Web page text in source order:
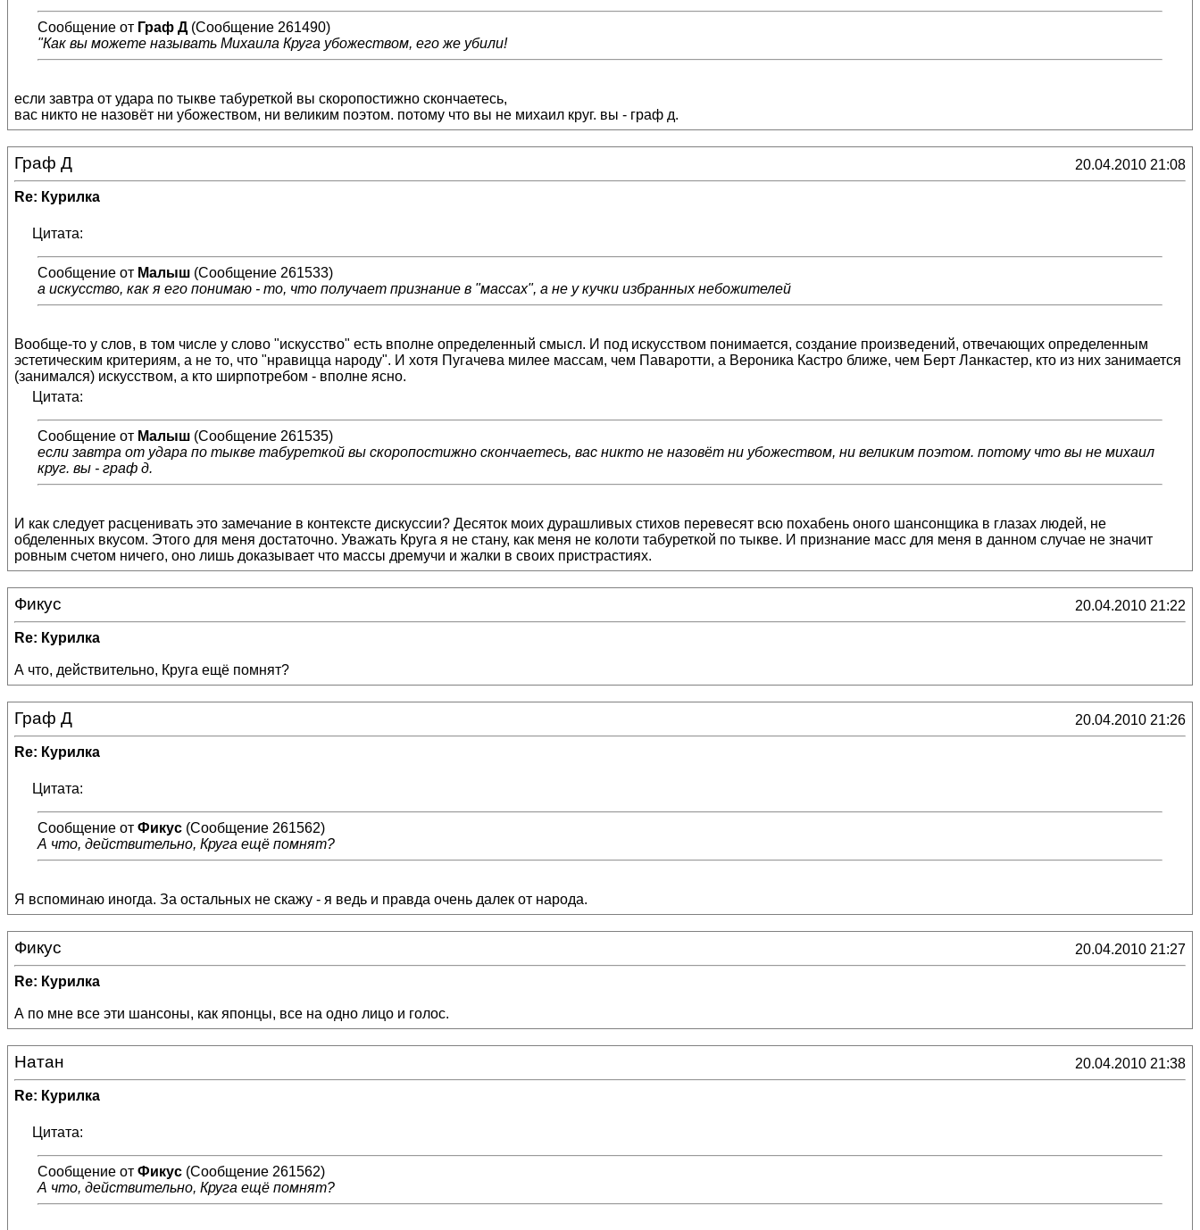
Сообщение от Граф Д(Сообщение 261490)
"Как вы можете называть Михаила Круга убожеством, его же убили!
если завтра от удара по тыкве табуреткой вы скоропостижно скончаетесь,
вас никто не назовёт ни убожеством, ни великим поэтом. потому что вы не михаил круг. вы - граф д.
Граф Д 20.04.2010 21:08
Re: Курилка
Цитата:
Сообщение от Малыш (Сообщение 261533)
а искусство, как я его понимаю - то, что получает признание в "массах", а не у кучки избранных небожителей
Вообще-то у слов, в том числе у слово "искусство" есть вполне определенный смысл. И под искусством понимается, создание произведений, отвечающих определенным
эстетическим критериям, а не то, что "нравицца народу". И хотя Пугачева милее массам, чем Паваротти, а Вероника Кастро ближе, чем Берт Ланкастер, кто из них занимается
(занимался) искусством, а кто ширпотребом - вполне ясно.
Цитата:
Сообщение от Малыш (Сообщение 261535)
если завтра от удара по тыкве табуреткой вы скоропостижно скончаетесь, вас никто не назовёт ни убожеством, ни великим поэтом. потому что вы не михаил
круг. вы - граф д.
И как следует расценивать это замечание в контексте дискуссии? Десяток моих дурашливых стихов перевесят всю похабень оного шансонщика в глазах людей, не
обделенных вкусом. Этого для меня достаточно. Уважать Круга я не стану, как меня не колоти табуреткой по тыкве. И признание масс для меня в данном случае не значит
ровным счетом ничего, оно лишь доказывает что массы дремучи и жалки в своих пристрастиях.
Фикус 20.04.2010 21:22
Re: Курилка
А что, действительно, Круга ещё помнят?
Граф Д 20.04.2010 21:26
Re: Курилка
Цитата:
Сообщение от Фикус (Сообщение 261562)
А что, действительно, Круга ещё помнят?
Я вспоминаю иногда. За остальных не скажу - я ведь и правда очень далек от народа.
Фикус 20.04.2010 21:27
Re: Курилка
А по мне все эти шансоны, как японцы, все на одно лицо и голос.
Натан 20.04.2010 21:38
Re: Курилка
Цитата:
Сообщение от Фикус (Сообщение 261562)
А что, действительно, Круга ещё помнят?